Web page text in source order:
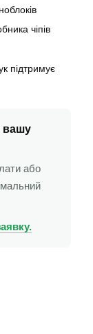
чіпів
підтримує
вашу
або